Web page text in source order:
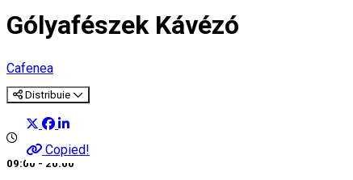
Gólyafészek Kávézó
Cafenea
Distribuie
Copied!
09:00 - 20:00